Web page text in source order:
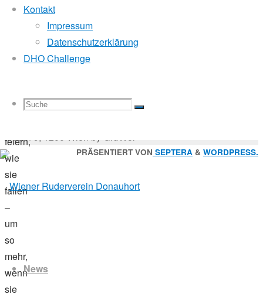
Kontakt
Impressum
Datenschutzerklärung
DHO Challenge
Suche
Suchen
Suche
Zum
Inhalt
springenNews
2017
Vereinsleben
die
feiern,
wie
sie
fallen
–
um
so
mehr,
wenn
sie
Sternfahrten Archiv
Ruderlinks-
Impressum-
nach:
Sporn 9, 1200 Wien by GruWol
PRÄSENTIERT VON SEPTERA & WORDPRESS.
Zurück
nach
oben